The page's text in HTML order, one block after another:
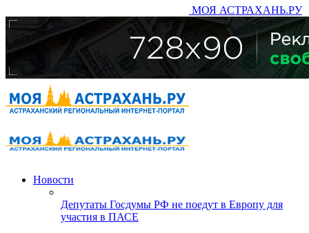
МОЯ АСТРАХАНЬ.РУ
Новости
Депутаты Госдумы РФ не поедут в Европу для
участия в ПАСЕ